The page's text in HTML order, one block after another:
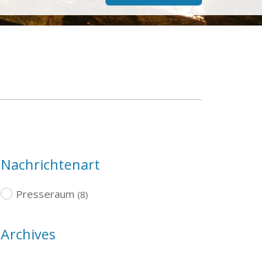
Nachrichtenart
Presseraum (8)
Archives